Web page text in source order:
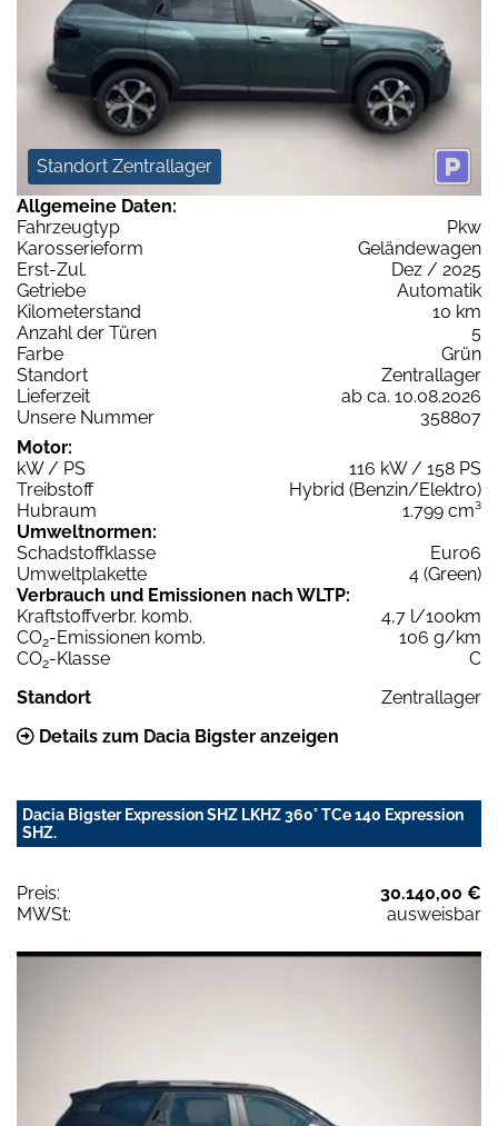
Standort Zentrallager
Allgemeine Daten:
Fahrzeugtyp
Pkw
Karosserieform
Geländewagen
Erst-Zul.
Dez / 2025
Getriebe
Automatik
Kilometerstand
10 km
Anzahl der Türen
5
Farbe
Grün
Standort
Zentrallager
Lieferzeit
ab ca. 10.08.2026
Unsere Nummer
358807
Motor:
kW / PS
116 kW / 158 PS
Treibstoff
Hybrid (Benzin/Elektro)
Hubraum
1.799 cm³
Umweltnormen:
Schadstoffklasse
Euro6
Umweltplakette
4 (Green)
Verbrauch und Emissionen nach WLTP:
Kraftstoffverbr. komb.
4,7 l/100km
CO2-Emissionen komb.
106 g/km
CO2-Klasse
C
Standort
Zentrallager
Details zum Dacia Bigster anzeigen
Dacia Bigster Expression SHZ LKHZ 360° TCe 140 Expression
SHZ.
Preis:
30.140,00 €
MWSt:
ausweisbar